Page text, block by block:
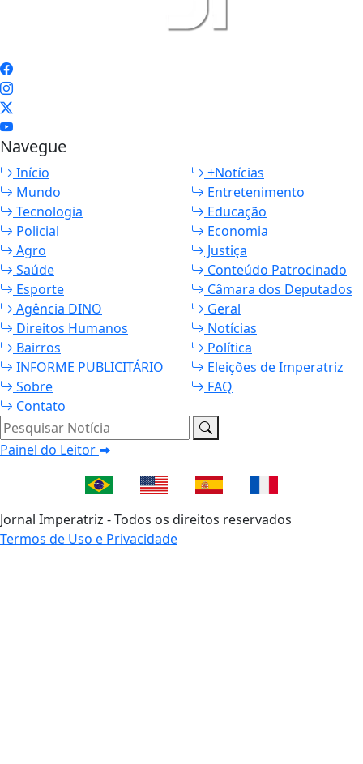
Navegue
Início
+Notícias
Mundo
Entretenimento
Tecnologia
Educação
Policial
Economia
Agro
Justiça
Saúde
Conteúdo Patrocinado
Esporte
Câmara dos Deputados
Agência DINO
Geral
Direitos Humanos
Notícias
Bairros
Política
INFORME PUBLICITÁRIO
Eleições de Imperatriz
Sobre
FAQ
Contato
Pesquisar Notícia
Painel do Leitor
Jornal Imperatriz - Todos os direitos reservados
Termos de Uso e Privacidade